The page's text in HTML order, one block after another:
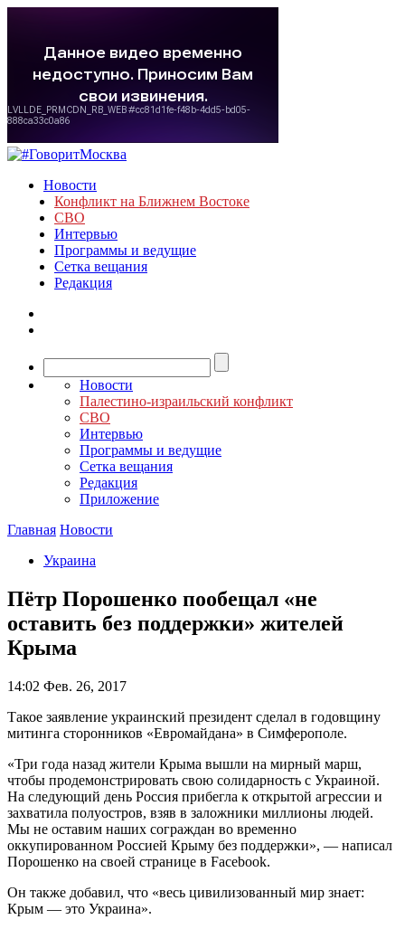
Новости
Конфликт на Ближнем Востоке
СВО
Интервью
Программы и ведущие
Сетка вещания
Редакция
Новости
Палестино-израильский конфликт
СВО
Интервью
Программы и ведущие
Сетка вещания
Редакция
Приложение
Главная Новости
Украина
Пётр Порошенко пообещал «не
оставить без поддержки» жителей
Крыма
14:02 Фев. 26, 2017
Такое заявление украинский президент сделал в годовщину
митинга сторонников «Евромайдана» в Симферополе.
«Три года назад жители Крыма вышли на мирный марш,
чтобы продемонстрировать свою солидарность с Украиной.
На следующий день Россия прибегла к открытой агрессии и
захватила полуостров, взяв в заложники миллионы людей.
Мы не оставим наших сограждан во временно
оккупированном Россией Крыму без поддержки», — написал
Порошенко на своей странице в Facebook.
Он также добавил, что «весь цивилизованный мир знает:
Крым — это Украина».